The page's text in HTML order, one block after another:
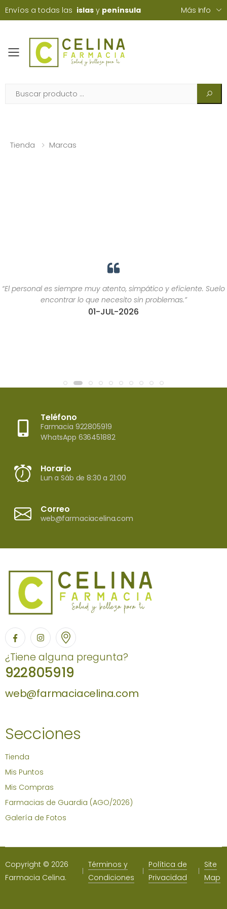
Envíos a todas las islas y península Más Info
Toggle mobile menu
Tienda Marcas
“El personal es siempre muy atento, simpático y eficiente. Suelo
encontrar lo que necesito sin problemas.”
01-JUL-2026
Teléfono
Farmacia 922805919
WhatsApp 636451882
Horario
Lun a Sáb de 8:30 a 21:00
Correo
web@farmaciacelina.com
¿Tiene alguna pregunta?
922805919
web@farmaciacelina.com
Secciones
Tienda
Mis Puntos
Mis Compras
Farmacias de Guardia (AGO/2026)
Galería de Fotos
Copyright © 2026
Farmacia Celina.
Términos y
Condiciones
Política de
Privacidad
Site
Map